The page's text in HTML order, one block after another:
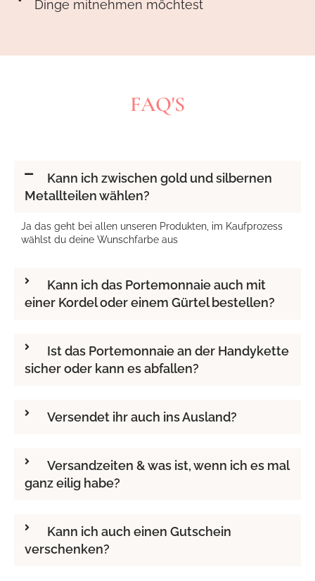
Dinge mitnehmen möchtest
FAQ'S
Kann ich zwischen gold und silbernen
Metallteilen wählen?
Ja das geht bei allen unseren Produkten, im Kaufprozess
wählst du deine Wunschfarbe aus
Kann ich das Portemonnaie auch mit
einer Kordel oder einem Gürtel bestellen?
Ist das Portemonnaie an der Handykette
sicher oder kann es abfallen?
Versendet ihr auch ins Ausland?
Versandzeiten & was ist, wenn ich es mal
ganz eilig habe?
Kann ich auch einen Gutschein
verschenken?